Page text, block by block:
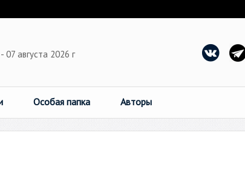
07 августа 2026 г
Особая папка Авторы